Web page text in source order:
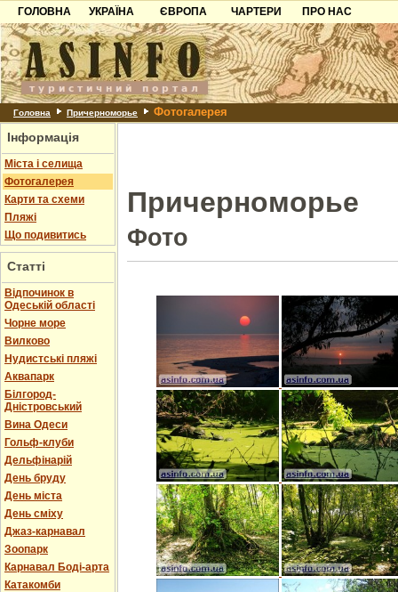
ГОЛОВНА
УКРАЇНА
Карпати
Азов
Причорноморря
Шацьк
ЄВРОПА
Чорногорія
Хорватія
Болгарія
Албанія
ЧАРТЕРИ
ПРО НАС
Контакти
Партнерам
Додати готель
Головна Причерноморье Фотогалерея
Інформація
Міста і селища
Фотогалерея
Карти та схеми
Пляжі
Що подивитись
Статті
Відпочинок в
Одеській області
Чорне море
Вилково
Нудистські пляжі
Аквапарк
Білгород-
Дністровський
Вина Одеси
Гольф-клуби
Дельфінарій
День бруду
День міста
День сміху
Джаз-карнавал
Зоопарк
Карнавал Боді-арта
Катакомби
Причерноморье
Фото